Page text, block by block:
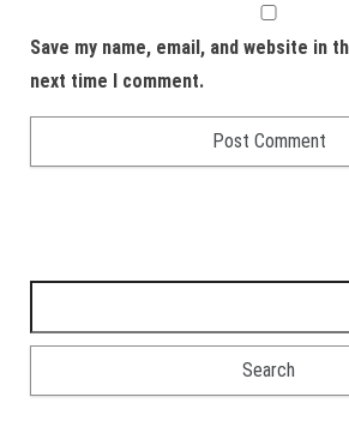
Save my name, email, and website in
next time I comment.